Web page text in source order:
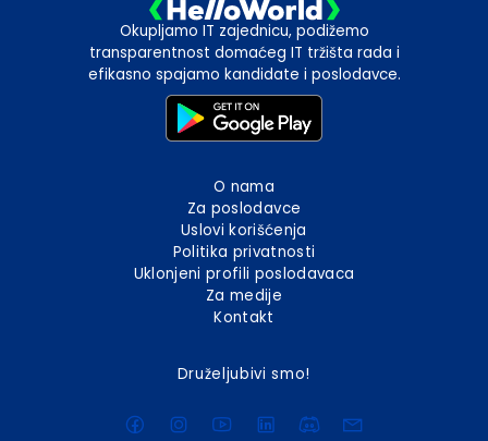
Okupljamo IT zajednicu, podižemo
transparentnost domaćeg IT tržišta rada i
efikasno spajamo kandidate i poslodavce.
O nama
Za poslodavce
Uslovi korišćenja
Politika privatnosti
Uklonjeni profili poslodavaca
Za medije
Kontakt
Druželjubivi smo!